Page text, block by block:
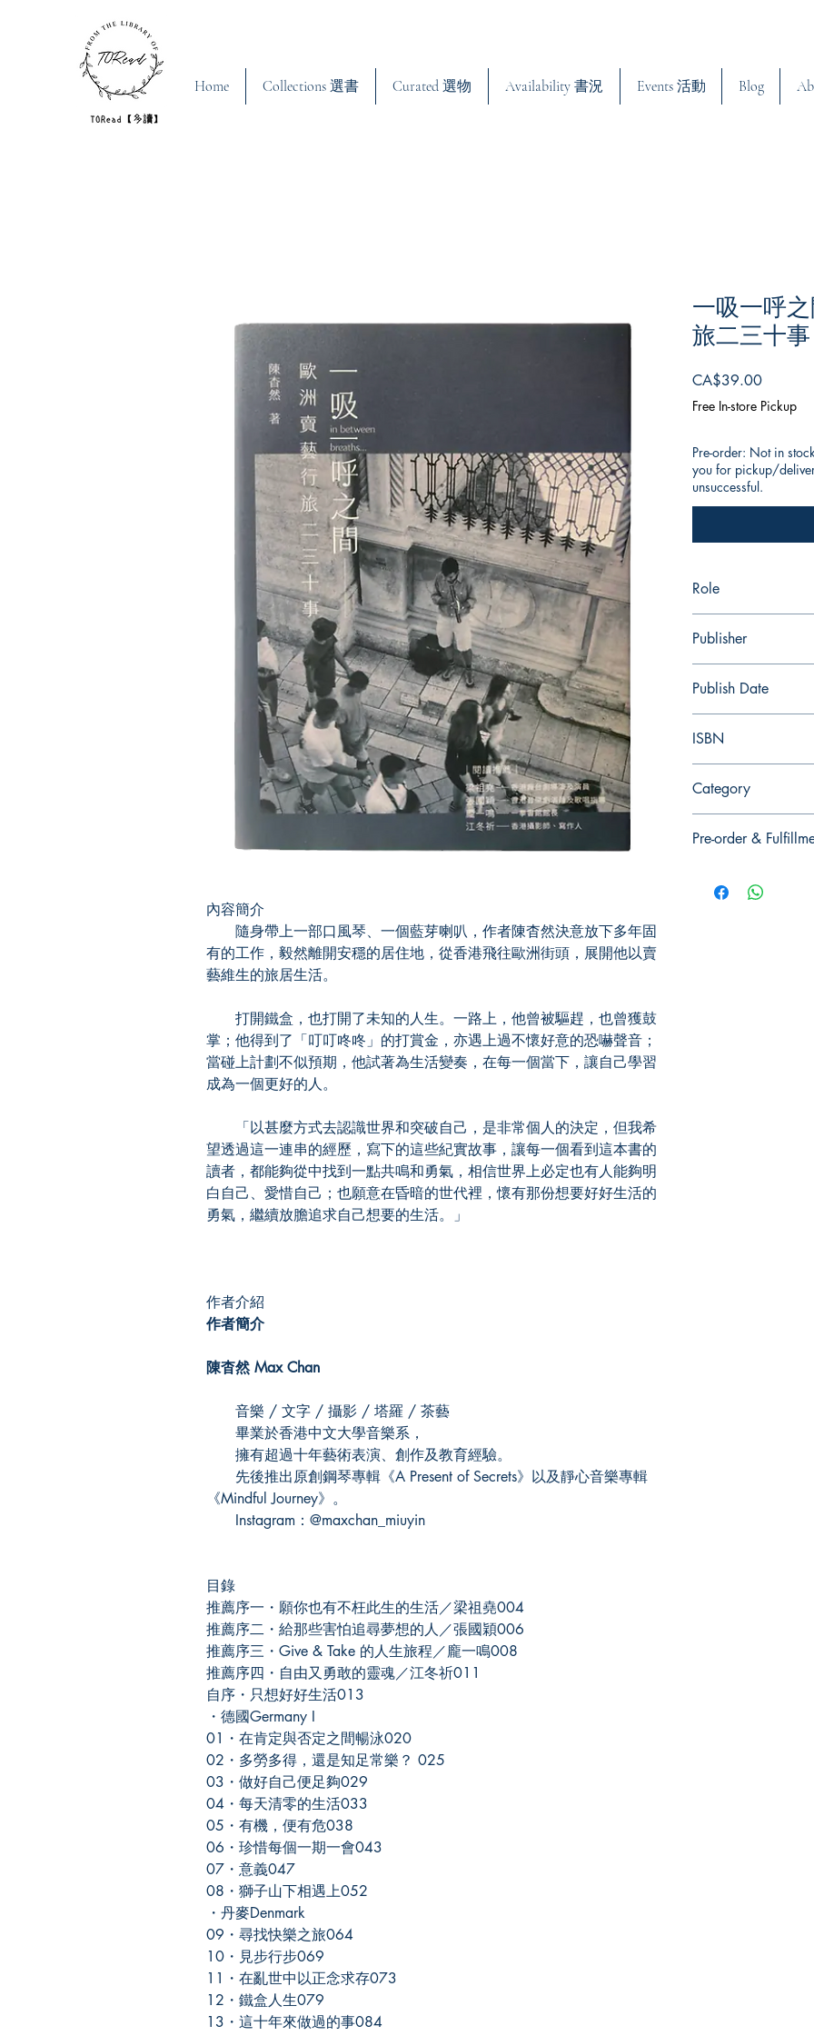
Home Collections 選書 Curated 選物 Availability 書況 Events 活動 Blog
內容簡介
隨身帶上一部口風琴、一個藍芽喇叭，作者陳杳然決意放下多年固
有的工作，毅然離開安穩的居住地，從香港飛往歐洲街頭，展開他以賣
藝維生的旅居生活。
打開鐵盒，也打開了未知的人生。一路上，他曾被驅趕，也曾獲鼓
掌；他得到了「叮叮咚咚」的打賞金，亦遇上過不懷好意的恐嚇聲音；
當碰上計劃不似預期，他試著為生活變奏，在每一個當下，讓自己學習
成為一個更好的人。
「以甚麼方式去認識世界和突破自己，是非常個人的決定，但我希
望透過這一連串的經歷，寫下的這些紀實故事，讓每一個看到這本書的
讀者，都能夠從中找到一點共鳴和勇氣，相信世界上必定也有人能夠明
白自己、愛惜自己；也願意在昏暗的世代裡，懷有那份想要好好生活的
勇氣，繼續放膽追求自己想要的生活。」
作者介紹
作者簡介
陳杳然 Max Chan
音樂 / 文字 / 攝影 / 塔羅 / 茶藝
畢業於香港中文大學音樂系，
擁有超過十年藝術表演、創作及教育經驗。
先後推出原創鋼琴專輯《A Present of Secrets》以及靜心音樂專輯
《Mindful Journey》。
Instagram：@maxchan_miuyin
目錄
推薦序一・願你也有不枉此生的生活／梁祖堯004
推薦序二・給那些害怕追尋夢想的人／張國穎006
推薦序三・Give & Take 的人生旅程／龐一鳴008
推薦序四・自由又勇敢的靈魂／江冬祈011
自序・只想好好生活013
・德國Germany I
01・在肯定與否定之間暢泳020
02・多勞多得，還是知足常樂？ 025
03・做好自己便足夠029
04・每天清零的生活033
05・有機，便有危038
06・珍惜每個一期一會043
07・意義047
08・獅子山下相遇上052
・丹麥Denmark
09・尋找快樂之旅064
10・見步行步069
11・在亂世中以正念求存073
12・鐵盒人生079
13・這十年來做過的事084
一吸一呼
旅二三十事
CA$39.00Price
Free In-store Pickup
Pre-order: Not in
you for pickup/
unsuccessful.
Role
Publisher
Publish Date
ISBN
Category
Pre-order &
you for pickup/